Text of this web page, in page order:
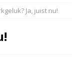
Ja, juist nu!